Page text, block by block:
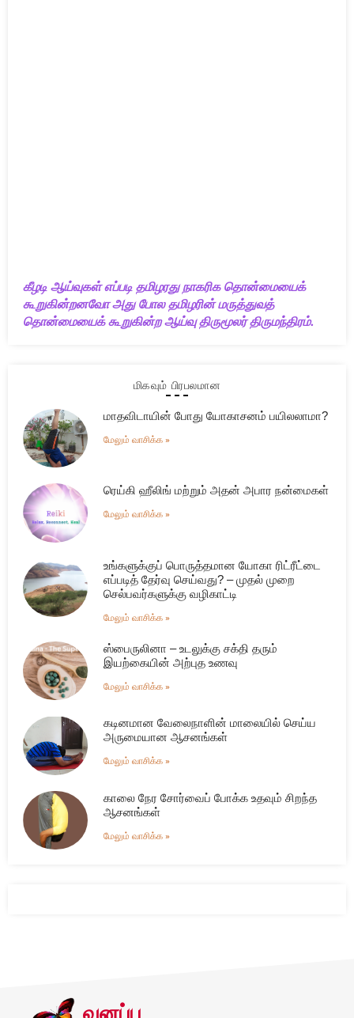
கீழடி ஆய்வுகள் எப்படி தமிழரது நாகரிக தொன்மையைக்
கூறுகின்றனவோ அது போல தமிழரின் மருத்துவத்
தொன்மையைக் கூறுகின்ற ஆய்வு திருமூலர் திருமந்திரம்.
மிகவும் பிரபலமான
மாதவிடாயின் போது யோகாசனம் பயிலலாமா?
மேலும் வாசிக்க »
ரெய்கி ஹீலிங் மற்றும் அதன் அபார நன்மைகள்
மேலும் வாசிக்க »
உங்களுக்குப் பொருத்தமான யோகா ரிட்ரீட்டை
எப்படித் தேர்வு செய்வது? – முதல் முறை
செல்பவர்களுக்கு வழிகாட்டி
மேலும் வாசிக்க »
ஸ்பைருலினா – உடலுக்கு சக்தி தரும்
இயற்கையின் அற்புத உணவு
மேலும் வாசிக்க »
கடினமான வேலைநாளின் மாலையில் செய்ய
அருமையான ஆசனங்கள்
மேலும் வாசிக்க »
காலை நேர சோர்வைப் போக்க உதவும் சிறந்த
ஆசனங்கள்
மேலும் வாசிக்க »